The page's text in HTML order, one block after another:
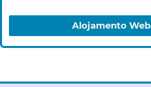
Alojamento Web